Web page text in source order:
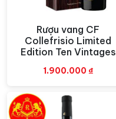
Xem nhanh
Rượu vang CF
Collefrisio Limited
Edition Ten Vintages
1.900.000 ₫